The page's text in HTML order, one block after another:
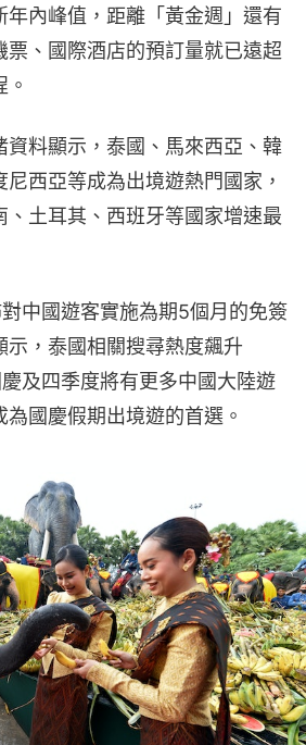
年內峰值，距離「黃金週」還有
票、國際酒店的預訂量就已遠超
資料顯示，泰國、馬來西亞、韓
西亞等成為出境遊熱門國家，
、土耳其、西班牙等國家增速最
中國遊客實施為期5個月的免簽
示，泰國相關搜尋熱度飆升
及四季度將有更多中國大陸遊
國慶假期出境遊的首選。